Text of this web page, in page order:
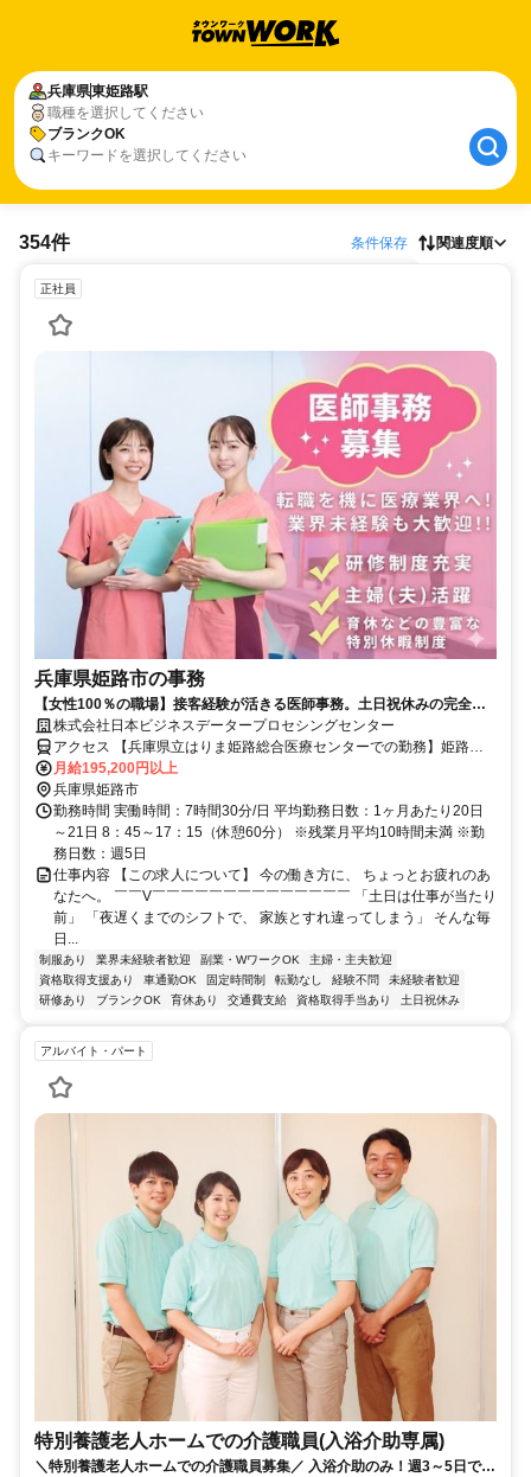
兵庫県東姫路駅
職種を選択してください
ブランクOK
キーワードを選択してください
354件 条件保存 関連度順
正社員
兵庫県姫路市の事務
【女性100％の職場】接客経験が活きる医師事務。土日祝休みの完全週
休二日制！未経験OK！産休育休の実績も充実♪
株式会社日本ビジネスデータープロセシングセンター
アクセス 【兵庫県立はりま姫路総合医療センターでの勤務】姫路駅
から徒歩約12分※車・自転車通勤OK
月給195,200円以上
兵庫県姫路市
勤務時間 実働時間：7時間30分/日 平均勤務日数：1ヶ月あたり20日
～21日 8：45～17：15（休憩60分） ※残業月平均10時間未満 ※勤
務日数：週5日
仕事内容 【この求人について】 今の働き方に、 ちょっとお疲れのあ
なたへ。 ￣￣V￣￣￣￣￣￣￣￣￣￣￣￣￣￣ 「土日は仕事が当たり
前」 「夜遅くまでのシフトで、 家族とすれ違ってしまう」 そんな毎
日...
制服あり 業界未経験者歓迎 副業・WワークOK
主婦・主夫歓迎
資格取得支援あり
車通勤OK 固定時間制 転勤なし 経験不問
未経験者歓迎
研修あり
ブランクOK 育休あり 交通費支給 資格取得手当あり 土日祝休み
アルバイト・パート
特別養護老人ホームでの介護職員(入浴介助専属)
＼特別養護老人ホームでの介護職員募集／ 入浴介助のみ！週3～5日で勤